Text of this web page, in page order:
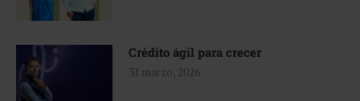
Crédito ágil para crecer
31 marzo, 2026